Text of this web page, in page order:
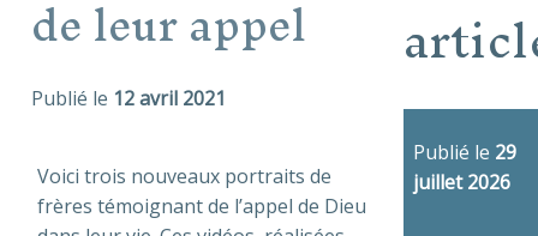
de leur appel
Publié le 12 avril 2021
Voici trois nouveaux portraits de
frères témoignant de l’appel de Dieu
Publié le 29
juillet 2026